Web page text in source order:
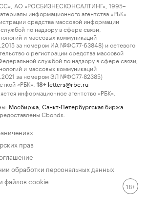
АО «РОСБИЗНЕСКОНСАЛТИНГ», 1995–
информационного агентства «РБК»
средства массовой информации
по надзору в сфере связи,
и массовых коммуникаций
за номером ИА №ФС77-63848) и сетевого
о регистрации средства массовой
службой по надзору в сфере связи,
и массовых коммуникаций
за номером ЭЛ №ФС77-82385)
«РБК».
18+ letters@rbc.ru
информационное агентство «РБК».
Мосбиржа Санкт-Петербургская биржа
Cbonds.
прав
обработки персональных данных
файлов cookie
18+